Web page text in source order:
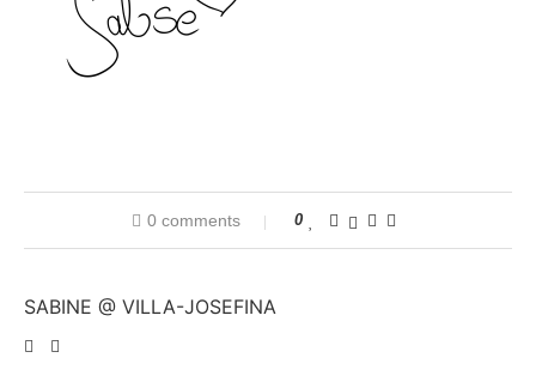
0 comments 0
SABINE @ VILLA-JOSEFINA